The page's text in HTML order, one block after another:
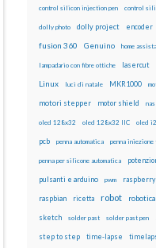
control silicon injection pen control
dolly photo dolly project encoder
fusion 360 Genuino home
lampadario con fibre ottiche lasercut
Linux luci di natale MKR1000
motori stepper motor shield nas
oled 128x32 oled 128x32 IIC oled
pcb penna automatica penna
penna per silicone automatica
pulsanti e arduino pwm raspberry
raspbian ricetta robot robotica
sketch solder past solder past pen
step to step time-lapse